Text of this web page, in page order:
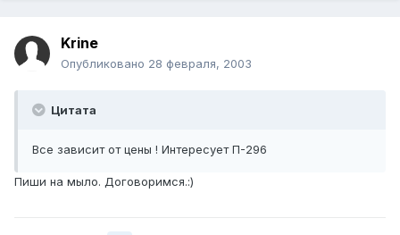
Krine
Опубликовано 28 февраля, 2003
Цитата
Все зависит от цены ! Интересует П-296
Пиши на мыло. Договоримся.:)